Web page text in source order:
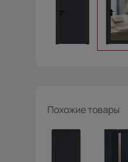
Похожие товары